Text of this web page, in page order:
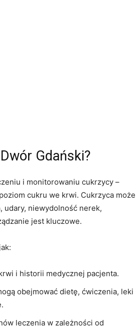
Gdański?
i monitorowaniu cukrzycy –
cukru we krwi. Cukrzyca może
udary, niewydolność nerek,
jest kluczowe.
i historii medycznej pacjenta.
obejmować dietę, ćwiczenia, leki
leczenia w zależności od